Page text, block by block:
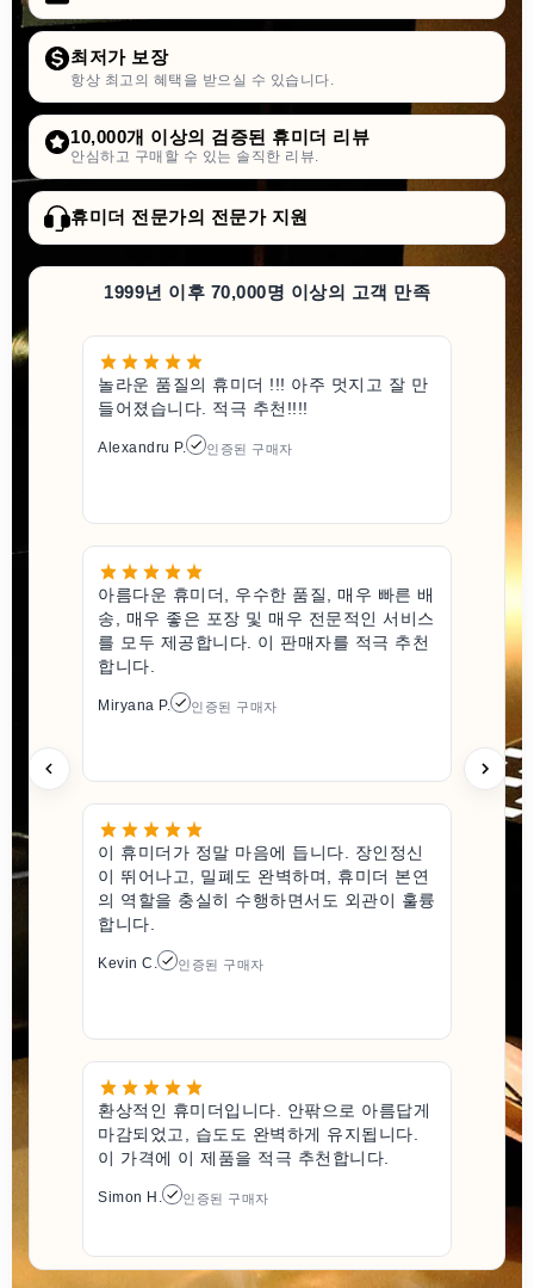
최저가 보장
항상 최고의 혜택을 받으실 수 있습니다.
10,000개 이상의 검증된 휴미더 리뷰
안심하고 구매할 수 있는 솔직한 리뷰.
휴미더 전문가의 전문가 지원
1999년 이후 70,000명 이상의 고객 만족
놀라운 품질의 휴미더 !!! 아주 멋지고 잘 만
들어졌습니다. 적극 추천!!!!
Alexandru P. 인증된 구매자
아름다운 휴미더, 우수한 품질, 매우 빠른 배
송, 매우 좋은 포장 및 매우 전문적인 서비스
를 모두 제공합니다. 이 판매자를 적극 추천
합니다.
Miryana P. 인증된 구매자
이 휴미더가 정말 마음에 듭니다. 장인정신
이 뛰어나고, 밀폐도 완벽하며, 휴미더 본연
의 역할을 충실히 수행하면서도 외관이 훌륭
합니다.
Kevin C. 인증된 구매자
환상적인 휴미더입니다. 안팎으로 아름답게
마감되었고, 습도도 완벽하게 유지됩니다.
이 가격에 이 제품을 적극 추천합니다.
Simon H. 인증된 구매자